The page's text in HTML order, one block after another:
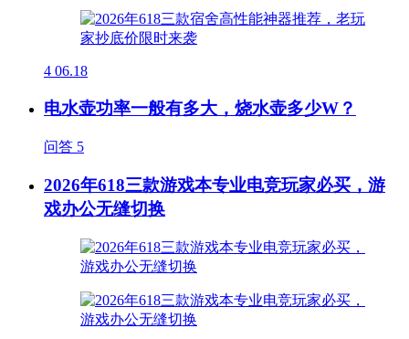
4 06.18
电水壶功率一般有多大，烧水壶多少W？
问答 5
2026年618三款游戏本专业电竞玩家必买，游
戏办公无缝切换